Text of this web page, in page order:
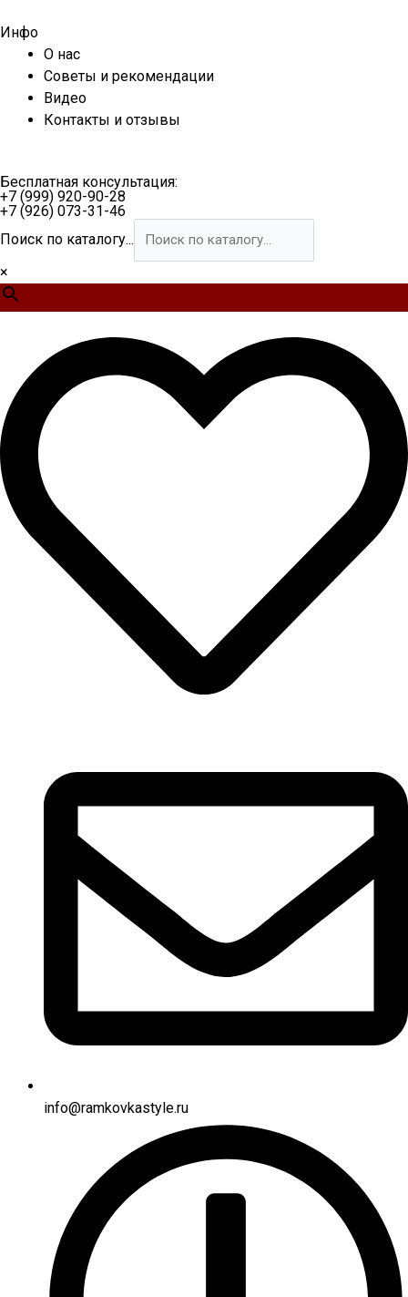
к
содержимому
Инфо
О нас
Советы и рекомендации
Видео
Контакты и отзывы
Бесплатная консультация:
+7 (999) 920-90-28
+7 (926) 073-31-46
Поиск по каталогу...
×
info@ramkovkastyle.ru